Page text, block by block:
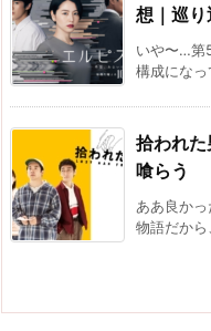
想｜巡
いや〜…第
構成にな
拾われ
喰らう
ああ良か
物語だか